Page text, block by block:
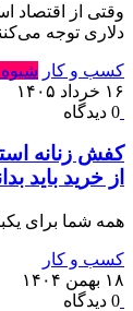
وقتی از اقتصاد
دلاری توجه
کسب و کار
۱۶ خرداد ۱۴۰۵
0 دیدگاه
کفش زنانه
از خرید باید
همه شما برای
کسب و کار
۱۸ بهمن ۱۴۰۴
0 دیدگاه